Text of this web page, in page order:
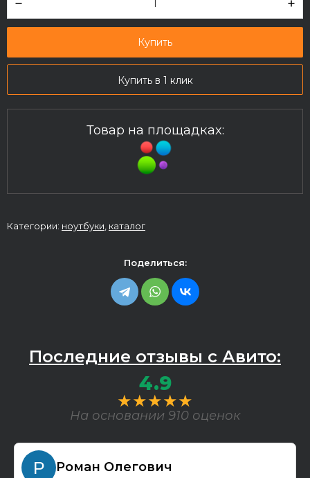
Купить
Купить в 1 клик
Товар на площадках:
Категории: ноутбуки каталог
Поделиться:
Последние отзывы с Авито:
4.9
★★★★★
На основании 910 оценок
Роман Олегович